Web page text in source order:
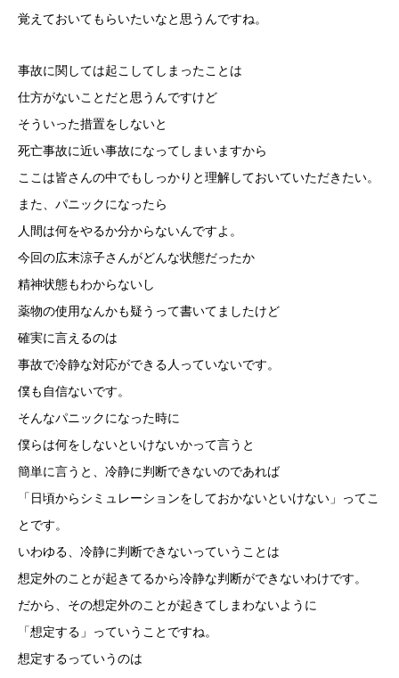
覚えておいてもらいたいなと思うんですね。
事故に関しては起こしてしまったことは
仕方がないことだと思うんですけど
そういった措置をしないと
死亡事故に近い事故になってしまいますから
ここは皆さんの中でもしっかりと理解しておいていただきたい。
また、パニックになったら
人間は何をやるか分からないんですよ。
今回の広末涼子さんがどんな状態だったか
精神状態もわからないし
薬物の使用なんかも疑うって書いてましたけど
確実に言えるのは
事故で冷静な対応ができる人っていないです。
僕も自信ないです。
そんなパニックになった時に
僕らは何をしないといけないかって言うと
簡単に言うと、冷静に判断できないのであれば
「日頃からシミュレーションをしておかないといけない」ってこ
とです。
いわゆる、冷静に判断できないっていうことは
想定外のことが起きてるから冷静な判断ができないわけです。
だから、その想定外のことが起きてしまわないように
「想定する」っていうことですね。
想定するっていうのは